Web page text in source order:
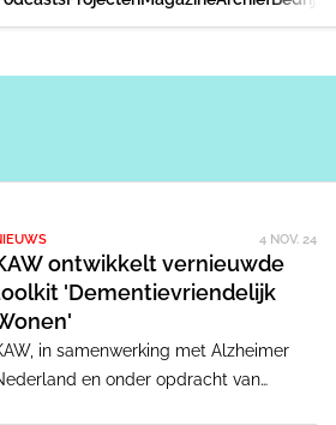
4 NOV. 24
ontwikkelt vernieuwde
'Dementievriendelijk
in samenwerking met Alzheimer
en onder opdracht van